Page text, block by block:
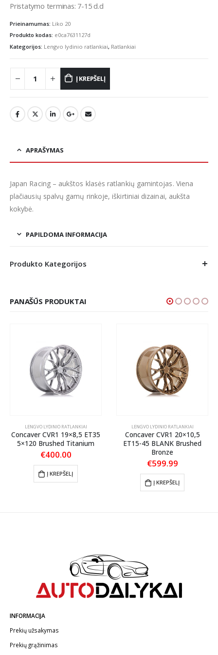
Pristatymo terminas: 7-15 d.d
Prieinamumas: Liko 20
Produkto kodas: e0ca7631127d
Kategorijos: Lengvo lydinio ratlankiai, Ratlankiai
Į KREPŠELĮ
APRAŠYMAS
Japan Racing – aukštos klasės ratlankių gamintojas. Viena
plačiausių spalvų gamų rinkoje, iškirtiniai dizainai, aukšta
kokybė.
PAPILDOMA INFORMACIJA
Produkto Kategorijos
PANAŠŪS PRODUKTAI
LENGVO LYDINIO RATLANKIAI
Concaver CVR1 19×8,5 ET35
5×120 Brushed Titanium
€400.00
Į KREPŠELĮ
LENGVO LYDINIO RATLANKIAI
Concaver CVR1 20×10,5
ET15-45 BLANK Brushed
Bronze
€599.99
Į KREPŠELĮ
INFORMACIJA
Prekių užsakymas
Prekių grąžinimas